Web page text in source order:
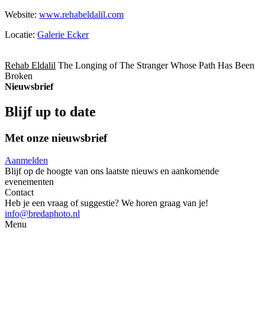
Website: www.rehabeldalil.com
Locatie: Galerie Ecker
Rehab Eldalil The Longing of The Stranger Whose Path Has Been
Broken
Nieuwsbrief
Blijf up to date
Met onze nieuwsbrief
Aanmelden
Blijf op de hoogte van ons laatste nieuws en aankomende
evenementen
Contact
Heb je een vraag of suggestie? We horen graag van je!
info@bredaphoto.nl
Menu